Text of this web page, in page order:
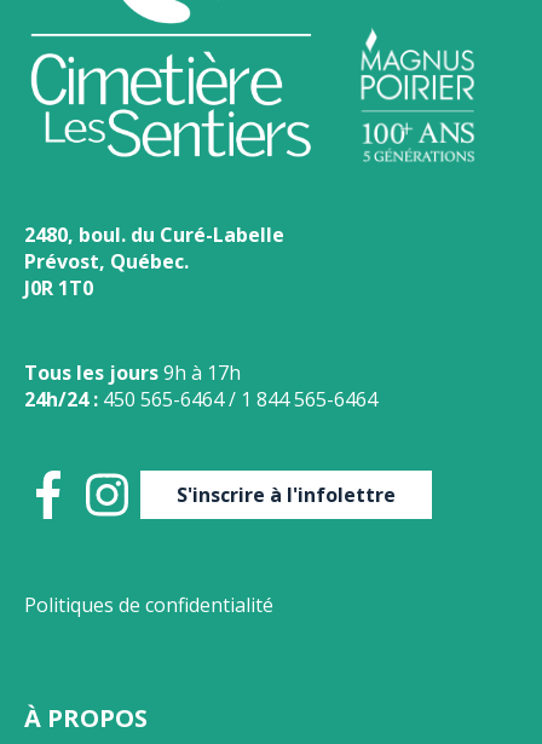
2480, boul. du Curé-Labelle
Prévost, Québec.
J0R 1T0
Tous les jours9h à 17h
24h/24 : 450 565-6464/ 1 844 565-6464
S'inscrire à l'infolettre
Politiques de confidentialité
À PROPOS